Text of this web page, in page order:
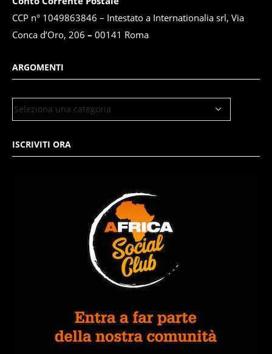
CCP n° 1049863846 – Intestato a Internationalia srl, Via
Conca d’Oro, 206 – 00141 Roma
ARGOMENTI
ISCRIVITI ORA